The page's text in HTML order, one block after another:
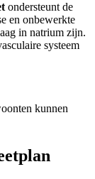
ondersteunt de
en onbewerkte
in natrium zijn.
systeem
kunnen